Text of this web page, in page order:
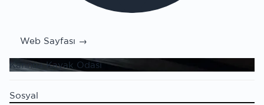
Web Sayfası →
Karinna Kayak Odası
Sosyal